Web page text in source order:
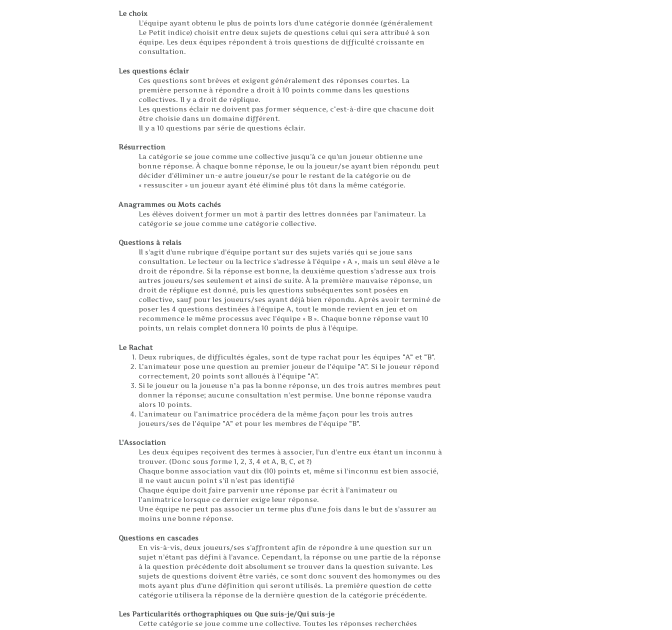
Le choix
L’équipe ayant obtenu le plus de points lors d’une catégorie donnée (généralement
Le Petit indice) choisit entre deux sujets de questions celui qui sera attribué à son
équipe. Les deux équipes répondent à trois questions de difficulté croissante en
consultation.
Les questions éclair
Ces questions sont brèves et exigent généralement des réponses courtes. La
première personne à répondre a droit à 10 points comme dans les questions
collectives. Il y a droit de réplique.
Les questions éclair ne doivent pas former séquence, c'est-à-dire que chacune doit
être choisie dans un domaine différent.
Il y a 10 questions par série de questions éclair.
Résurrection
La catégorie se joue comme une collective jusqu’à ce qu’un joueur obtienne une
bonne réponse. À chaque bonne réponse, le ou la joueur/se ayant bien répondu peut
décider d’éliminer un-e autre joueur/se pour le restant de la catégorie ou de
« ressusciter » un joueur ayant été éliminé plus tôt dans la même catégorie.
Anagrammes ou Mots cachés
Les élèves doivent former un mot à partir des lettres données par l’animateur. La
catégorie se joue comme une catégorie collective.
Questions à relais
Il s’agit d’une rubrique d’équipe portant sur des sujets variés qui se joue sans
consultation. Le lecteur ou la lectrice s’adresse à l’équipe « A », mais un seul élève a le
droit de répondre. Si la réponse est bonne, la deuxième question s’adresse aux trois
autres joueurs/ses seulement et ainsi de suite. À la première mauvaise réponse, un
droit de réplique est donné, puis les questions subséquentes sont posées en
collective, sauf pour les joueurs/ses ayant déjà bien répondu. Après avoir terminé de
poser les 4 questions destinées à l’équipe A, tout le monde revient en jeu et on
recommence le même processus avec l’équipe « B ». Chaque bonne réponse vaut 10
points, un relais complet donnera 10 points de plus à l’équipe.
Le Rachat
Deux rubriques, de difficultés égales, sont de type rachat pour les équipes "A" et "B".
L'animateur pose une question au premier joueur de l'équipe "A". Si le joueur répond
correctement, 20 points sont alloués à l'équipe "A".
Si le joueur ou la joueuse n'a pas la bonne réponse, un des trois autres membres peut
donner la réponse; aucune consultation n’est permise. Une bonne réponse vaudra
alors 10 points.
L'animateur ou l'animatrice procédera de la même façon pour les trois autres
joueurs/ses de l'équipe "A" et pour les membres de l'équipe "B".
L'Association
Les deux équipes reçoivent des termes à associer, l’un d’entre eux étant un inconnu à
trouver. (Donc sous forme 1, 2, 3, 4 et A, B, C, et ?)
Chaque bonne association vaut dix (10) points et, même si l’inconnu est bien associé,
il ne vaut aucun point s’il n’est pas identifié
Chaque équipe doit faire parvenir une réponse par écrit à l’animateur ou
l'animatrice lorsque ce dernier exige leur réponse.
Une équipe ne peut pas associer un terme plus d’une fois dans le but de s’assurer au
moins une bonne réponse.
Questions en cascades
En vis-à-vis, deux joueurs/ses s’affrontent afin de répondre à une question sur un
sujet n’étant pas défini à l’avance. Cependant, la réponse ou une partie de la réponse
à la question précédente doit absolument se trouver dans la question suivante. Les
sujets de questions doivent être variés, ce sont donc souvent des homonymes ou des
mots ayant plus d’une définition qui seront utilisés. La première question de cette
catégorie utilisera la réponse de la dernière question de la catégorie précédente.
Les Particularités orthographiques ou Que suis-je/Qui suis-je
Cette catégorie se joue comme une collective. Toutes les réponses recherchées